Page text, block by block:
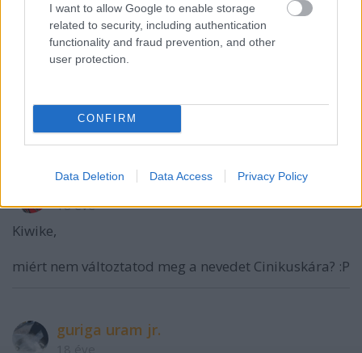
I want to allow Google to enable storage
related to security, including authentication
functionality and fraud prevention, and other
user protection.
CONFIRM
Data Deletion Data Access Privacy Policy
kovacsistvan
18 éve
Kedves Kiwike,
Vannak itt magyar, NHL-es, európai és mostmár
orosz cikkek is, így teljes a jégkorong-paletta.
1nf3rn0
18 éve
Kiwike,
miért nem változtatod meg a nevedet Cinikuskára? :P
guriga uram jr.